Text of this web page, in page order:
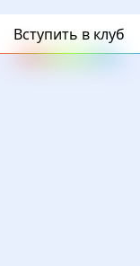
Вступить в клуб